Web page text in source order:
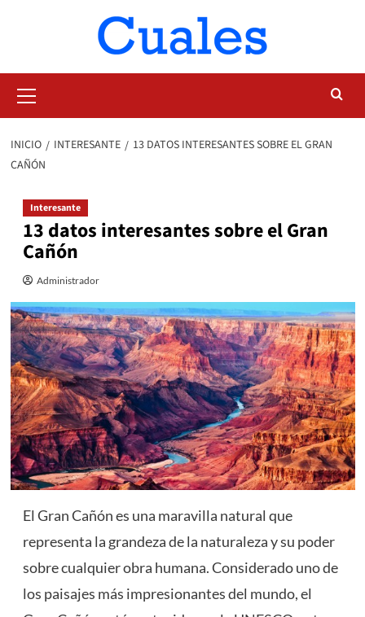
primario
INICIO INTERESANTE
13 DATOS INTERESANTES SOBRE EL GRAN
CAÑÓN
Interesante
13 datos interesantes sobre el Gran
Cañón
Administrador
El Gran Cañón es una maravilla natural que
representa la grandeza de la naturaleza y su poder
sobre cualquier obra humana. Considerado uno de
los paisajes más impresionantes del mundo, el